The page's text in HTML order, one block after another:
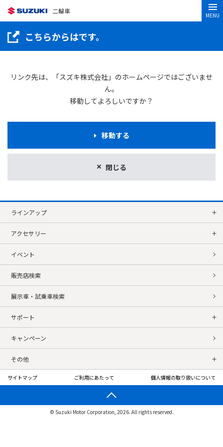
二輪車
MENU
こちらからはです。
リンク先は、「スズキ株式会社」のホームページではございませ
ん。
移動してよろしいですか？
閉じる
移動する
ラインアップ
アクセサリー
イベント
販売店検索
展示車・試乗車検索
サポート
キャンペーン
その他
サイトマップ ご利用にあたって 個人情報の取り扱いについて
© Suzuki Motor Corporation, 2026. All rights reserved.